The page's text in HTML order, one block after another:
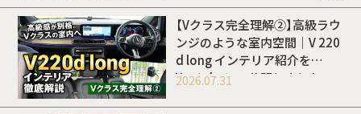
【Vクラス完全理解②】高級ラウ
ンジのような室内空間｜V 220
d long インテリア紹介を
Youtubeにて公開しました
2026.07.31